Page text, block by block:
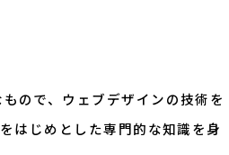
ので、ウェブデザインの技術を
はじめとした専門的な知識を身